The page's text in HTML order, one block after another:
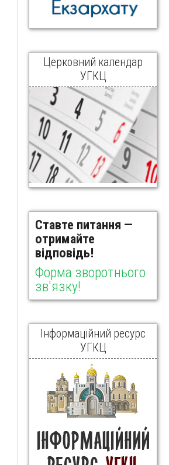
Церковний календар
УГКЦ
Ставте питання —
отримайте
відповідь!
Форма зворотнього
зв'язку!
Інформаційний ресурс
УГКЦ